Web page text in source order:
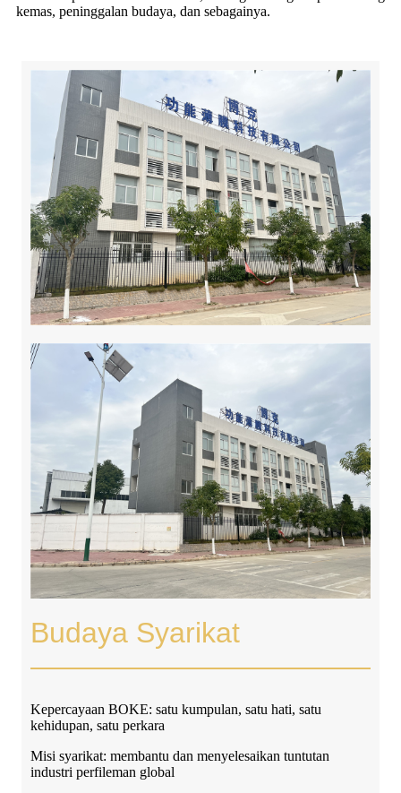
kemas, peninggalan budaya, dan sebagainya.
Budaya Syarikat
Kepercayaan BOKE: satu kumpulan, satu hati, satu
kehidupan, satu perkara
Misi syarikat: membantu dan menyelesaikan tuntutan
industri perfileman global